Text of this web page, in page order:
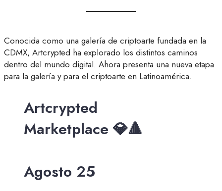
Conocida como una galería de criptoarte fundada en la
CDMX, Artcrypted ha explorado los distintos caminos
dentro del mundo digital. Ahora presenta una nueva etapa
para la galería y para el criptoarte en Latinoamérica.
Artcrypted
Marketplace 💎🔺
Agosto 25